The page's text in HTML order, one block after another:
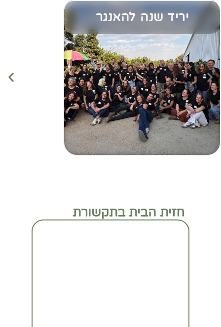
יריד שנה להאנגר
חזית הבית בתקשורת
מעבר לכתבה המלאה
מעבר לכתבה המלאה